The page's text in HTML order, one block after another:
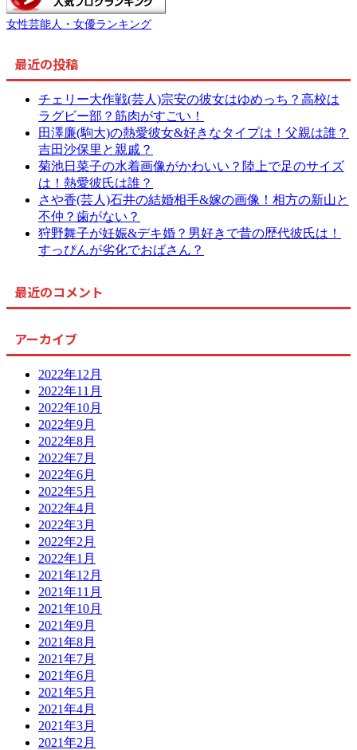
女性芸能人・女優ランキング
最近の投稿
チェリー大作戦(芸人)宗安の彼女はゆめっち？高校は
ラグビー部？筋肉がすごい！
田澤廉(駒大)の熱愛彼女&好きなタイプは！父親は誰？
吉田沙保里と親戚？
菊池日菜子の水着画像がかわいい？陸上で足のサイズ
は！熱愛彼氏は誰？
さや香(芸人)石井の結婚相手&嫁の画像！相方の新山と
不仲？歯がない？
狩野舞子が妊娠&デキ婚？男好きで昔の歴代彼氏は！
すっぴんが劣化でおばさん？
最近のコメント
アーカイブ
2022年12月
2022年11月
2022年10月
2022年9月
2022年8月
2022年7月
2022年6月
2022年5月
2022年4月
2022年3月
2022年2月
2022年1月
2021年12月
2021年11月
2021年10月
2021年9月
2021年8月
2021年7月
2021年6月
2021年5月
2021年4月
2021年3月
2021年2月